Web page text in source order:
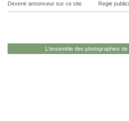
Devenir annonceur sur ce site
Regie
L'ensemble des photographies